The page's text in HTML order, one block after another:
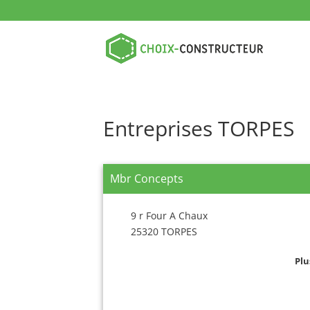
Entreprises TORPES
Mbr Concepts
9 r Four A Chaux
25320 TORPES